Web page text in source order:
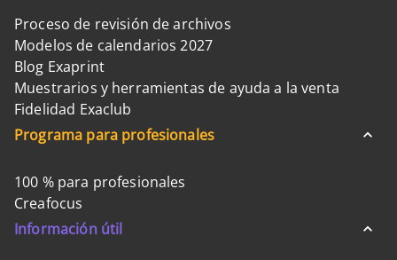
Proceso de revisión de archivos
Modelos de calendarios 2027
Blog Exaprint
Muestrarios y herramientas de ayuda a la venta
Fidelidad Exaclub
Programa para profesionales
100 % para profesionales
Creafocus
Información útil